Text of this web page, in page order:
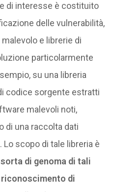
di interesse è costituito
delle vulnerabilità,
e librerie di
particolarmente
su una libreria
codice sorgente estratti
malevoli noti,
di una raccolta dati
Lo scopo di tale libreria è
di genoma di tali
di